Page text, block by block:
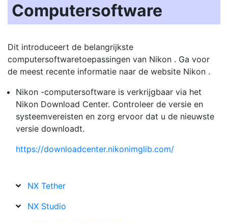
Computersoftware
Dit introduceert de belangrijkste
computersoftwaretoepassingen van Nikon . Ga voor
de meest recente informatie naar de website Nikon .
Nikon -computersoftware is verkrijgbaar via het
Nikon Download Center. Controleer de versie en
systeemvereisten en zorg ervoor dat u de nieuwste
versie downloadt.
https://downloadcenter.nikonimglib.com/
NX Tether
NX Studio